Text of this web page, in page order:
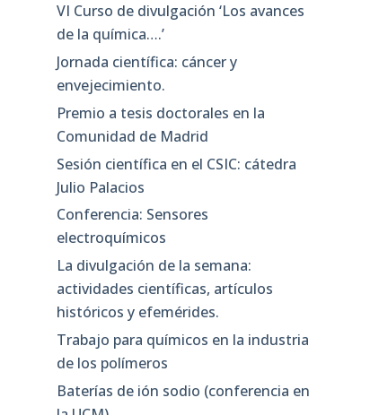
VI Curso de divulgación ‘Los avances
de la química….’
Jornada científica: cáncer y
envejecimiento.
Premio a tesis doctorales en la
Comunidad de Madrid
Sesión científica en el CSIC: cátedra
Julio Palacios
Conferencia: Sensores
electroquímicos
La divulgación de la semana:
actividades científicas, artículos
históricos y efemérides.
Trabajo para químicos en la industria
de los polímeros
Baterías de ión sodio (conferencia en